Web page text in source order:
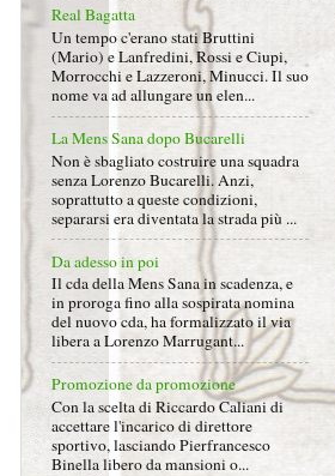
Real Bagatta
Un tempo c'erano stati Bruttini
(Mario) e Lanfredini, Rossi e Ciupi,
Morrocchi e Lazzeroni, Minucci. Il suo
nome va ad allungare un elen...
La Mens Sana dopo Bucarelli
Non è sbagliato costruire una squadra
senza Lorenzo Bucarelli. Anzi,
soprattutto a queste condizioni,
separarsi era diventata la strada più ...
Da adesso in poi
Il cda della Mens Sana in scadenza, e
in proroga fino alla sospirata nomina
del nuovo cda, ha formalizzato il via
libera a Lorenzo Marrugant...
Promozione da promozione
Con la scelta di Riccardo Caliani di
accettare l'incarico di direttore
sportivo, lasciando Pierfrancesco
Binella libero da mansioni o...